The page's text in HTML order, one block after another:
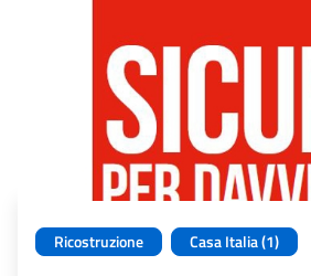
Ricostruzione Casa Italia (1)